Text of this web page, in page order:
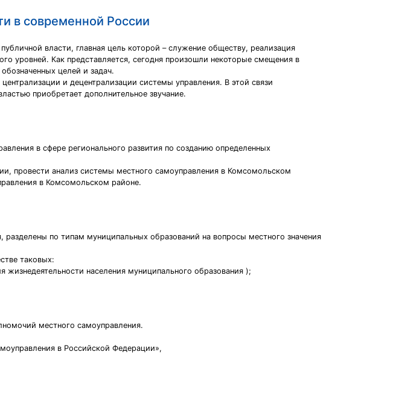
в современной России
власти, главная цель которой – служение обществу, реализация
уровней. Как представляется, сегодня произошли некоторые смещения в
целей и задач.
и децентрализации системы управления. В этой связи
приобретает дополнительное звучание.
в сфере регионального развития по созданию определенных
провести анализ системы местного самоуправления в Комсомольском
в Комсомольском районе.
по типам муниципальных образований на вопросы местного значения
таковых:
населения муниципального образования );
местного самоуправления.
в Российской Федерации»,